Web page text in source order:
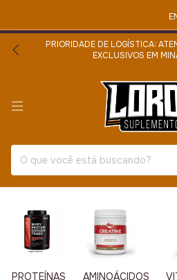
PRIORIDADE DE LOGÍSTICA:
EXCLUSIVOS EM
PROTEÍNAS AMINOÁCIDOS